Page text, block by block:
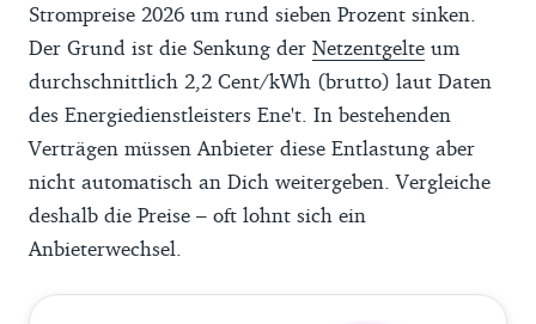
Strompreise 2026 um rund sieben Prozent sinken.
Der Grund ist die Senkung der Netzentgelte um
durchschnittlich 2,2 Cent/kWh (brutto) laut Daten
des Energiedienstleisters Ene't. In bestehenden
Verträgen müssen Anbieter diese Entlastung aber
nicht automatisch an Dich weitergeben. Vergleiche
deshalb die Preise – oft lohnt sich ein
Anbieterwechsel.